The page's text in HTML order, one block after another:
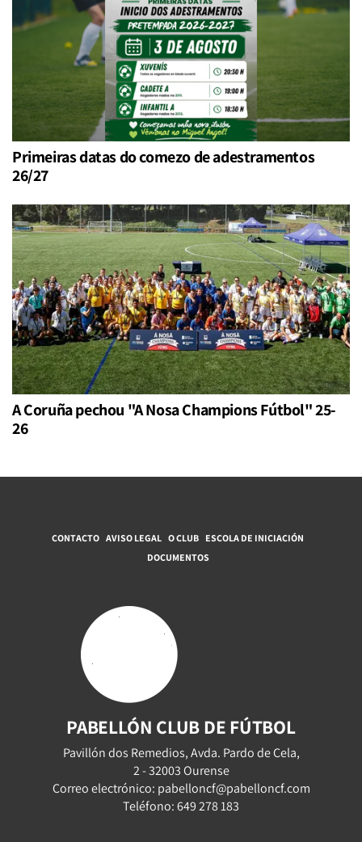
Primeiras datas do comezo de adestramentos
26/27
A Coruña pechou "A Nosa Champions Fútbol" 25-
26
CONTACTO AVISO LEGAL O CLUB ESCOLA DE INICIACIÓN
DOCUMENTOS
PABELLÓN CLUB DE FÚTBOL
Pavillón dos Remedios, Avda. Pardo de Cela,
2 - 32003 Ourense
Correo electrónico: pabelloncf@pabelloncf.com
Teléfono: 649 278 183